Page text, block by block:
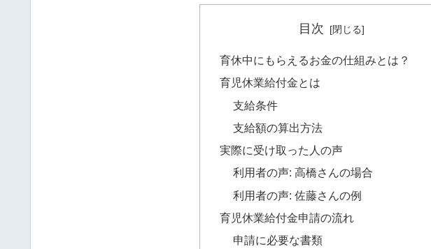
目次
育休中にもらえるお金の仕組みとは？
育児休業給付金とは
支給条件
支給額の算出方法
実際に受け取った人の声
利用者の声: 高橋さんの場合
利用者の声: 佐藤さんの例
育児休業給付金申請の流れ
申請に必要な書類